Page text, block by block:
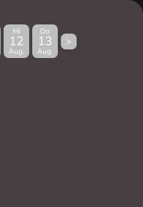
Mi
12
Aug.
Do
13
Aug.
>